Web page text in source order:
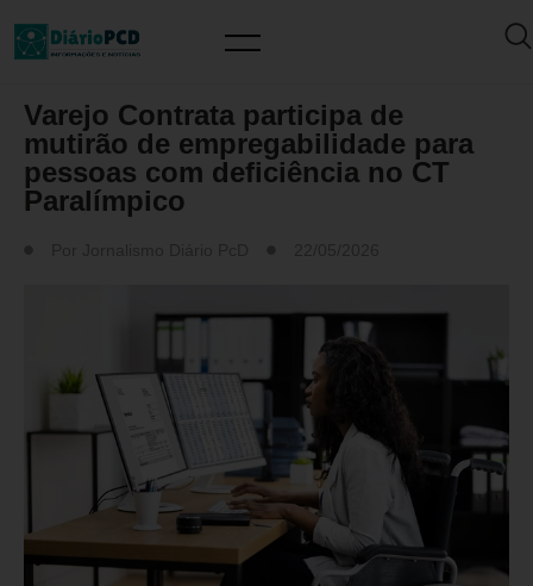
Varejo Contrata participa de
mutirão de empregabilidade para
pessoas com deficiência no CT
Paralímpico